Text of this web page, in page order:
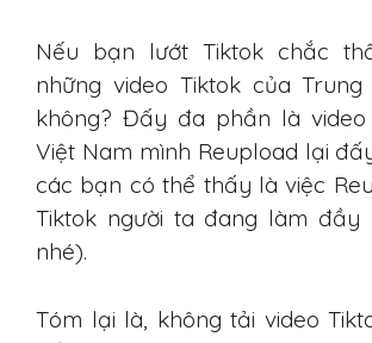
Nếu bạn lướt Tiktok chắc
những video Tiktok của
không? Đấy đa phần là video
Việt Nam mình Reupload lại
các bạn có thể thấy là việc
Tiktok người ta đang làm đầy
nhé).
Tóm lại là, không tải video